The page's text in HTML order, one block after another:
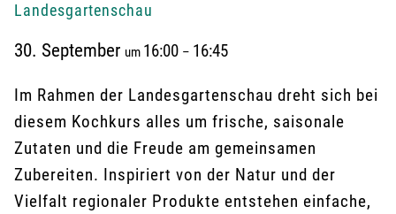
Landesgartenschau
30. September um 16:00 – 16:45
Im Rahmen der Landesgartenschau dreht sich bei
diesem Kochkurs alles um frische, saisonale
Zutaten und die Freude am gemeinsamen
Zubereiten. Inspiriert von der Natur und der
Vielfalt regionaler Produkte entstehen einfache,